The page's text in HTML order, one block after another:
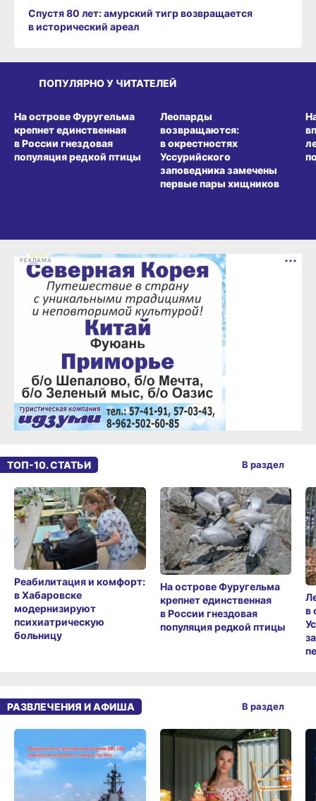
Спустя 80 лет: амурский тигр возвращается
в исторический ареал
ПОПУЛЯРНО У ЧИТАТЕЛЕЙ
На острове Фуругельма
крепнет единственная
в России гнездовая
популяция редкой птицы
Леопарды
возвращаются:
в окрестностях
Уссурийского
заповедника замечены
первые пары хищников
РЕКЛАМА
ТОП-10. СТАТЬИ
Реабилитация и комфорт:
в Хабаровске
модернизируют
психиатрическую
больницу
На острове Фуругельма
крепнет единственная
в России гнездовая
популяция редкой птицы
в
В раздел
РАЗВЛЕЧЕНИЯ И АФИША В раздел